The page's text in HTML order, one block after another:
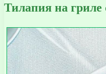
Тилапия на